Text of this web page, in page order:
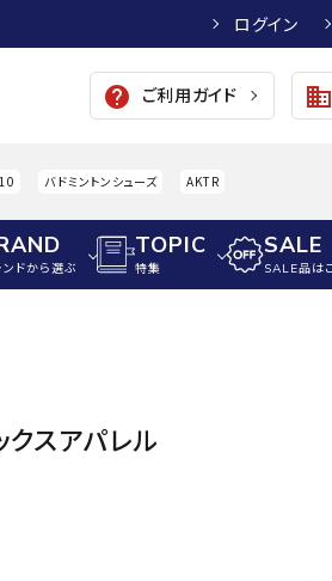
ログイン
help ご利用ガイド business
バドミントンシューズ AKTR
ッカースパイク
ジャケット・アウター
ンドから選ぶ
TOPIC
特集
SALE
SALE品は
クスアパレル